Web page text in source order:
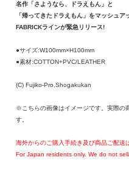
名作「さようなら、ドラえもん」と
「帰ってきたドラえもん」をマッシュア
FABRICKラインが緊急リリース!
●サイズ:W100mm×H100mm
●素材:COTTON+PVC/LEATHER
(C) Fujiko-Pro,Shogakukan
※こちらの画像はイメージです。実際の
す。
海外からのご購入手続き及び商品ご配送
For Japan residents only. We do not